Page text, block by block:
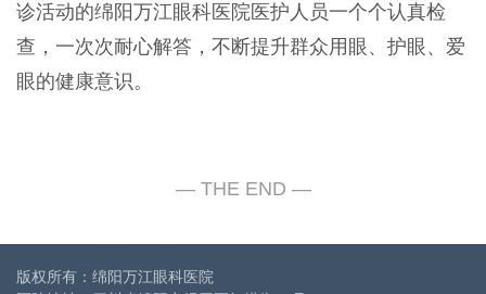
诊活动的绵阳万江眼科医院医护人员一个个认真检
查，一次次耐心解答，不断提升群众用眼、护眼、爱
眼的健康意识。
版权所有：绵阳万江眼科医院